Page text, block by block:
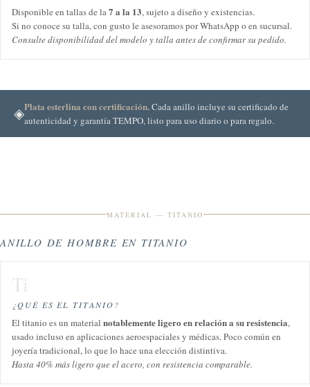
Disponible en tallas de la7 a la 13, sujeto a diseño y existencias.
Si no conoce su talla, con gusto le asesoramos por WhatsApp o en sucursal.
Consulte disponibilidad del modelo y talla antes de confirmar su pedido.
◈Plata esterlina con certificación.Cada anillo incluye su certificado de
autenticidad y garantía TEMPO, listo para uso diario o para regalo.
MATERIAL — TITANIO
ANILLO DE HOMBRE EN TITANIO
Ti
¿QUÉ ES EL TITANIO?
El titanio es un material notablemente ligero en relación a su resistencia,
usado incluso en aplicaciones aeroespaciales y médicas. Poco común en
joyería tradicional, lo que lo hace una elección distintiva.
Hasta 40% más ligero que el acero, con resistencia comparable.